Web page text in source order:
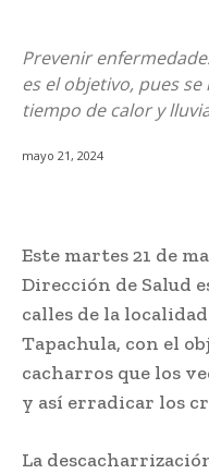
Prevenir
es el objetivo, pues
tiempo de calor y
mayo 21, 2024
Este martes 21 de
Dirección de Salud
calles de la
Tapachula, con el
cacharros que los
y así erradicar los
La